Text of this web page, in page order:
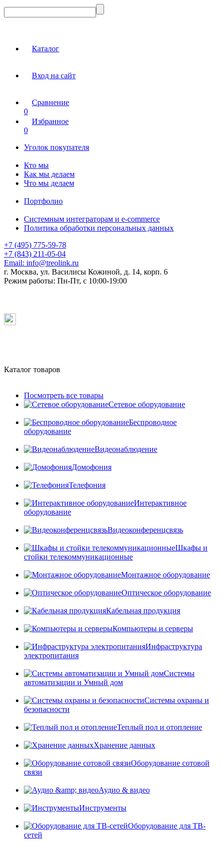
Каталог
Вход на сайт
Сравнение
0
Избранное
0
Уголок покупателя
Кто мы
Как мы делаем
Что мы делаем
Портфолио
Системным интеграторам и e-commerce
Политика обработки персональных данных
+7 (495) 775-59-78
+7 (843) 211-05-04
Email: info@treolink.ru
г. Москва, ул. Василисы Кожиной, д. 14, корп. 6
Режим работы: Пн-Пт, с 10:00-19:00
Каталог товаров
Посмотреть все товары
Сетевое оборудование
Беспроводное
оборудование
Видеонаблюдение
Домофония
Телефония
Интерактивное
оборудование
Видеоконференцсвязь
Шкафы и
стойки телекоммуникационные
Монтажное оборудование
Оптическое оборудование
Кабельная продукция
Компьютеры и серверы
Инфраструктура
электропитания
Системы
автоматизации и Умный дом
Системы охраны и
безопасности
Теплый пол и отопление
Хранение данных
Оборудование сотовой
связи
Аудио & видео
Инструменты
Оборудование для ТВ-
сетей